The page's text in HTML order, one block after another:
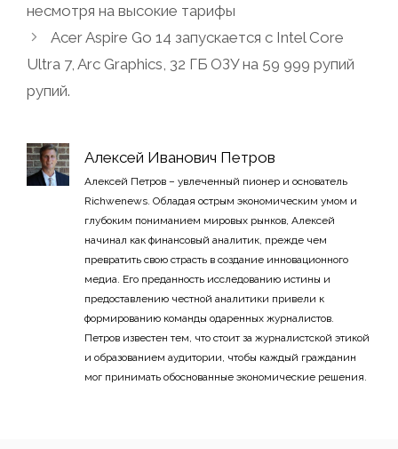
несмотря на высокие тарифы
Acer Aspire Go 14 запускается с Intel Core
Ultra 7, Arc Graphics, 32 ГБ ОЗУ на 59 999 рупий
рупий.
Алексей Иванович Петров
Алексей Петров – увлеченный пионер и основатель
Richwenews. Обладая острым экономическим умом и
глубоким пониманием мировых рынков, Алексей
начинал как финансовый аналитик, прежде чем
превратить свою страсть в создание инновационного
медиа. Его преданность исследованию истины и
предоставлению честной аналитики привели к
формированию команды одаренных журналистов.
Петров известен тем, что стоит за журналистской этикой
и образованием аудитории, чтобы каждый гражданин
мог принимать обоснованные экономические решения.